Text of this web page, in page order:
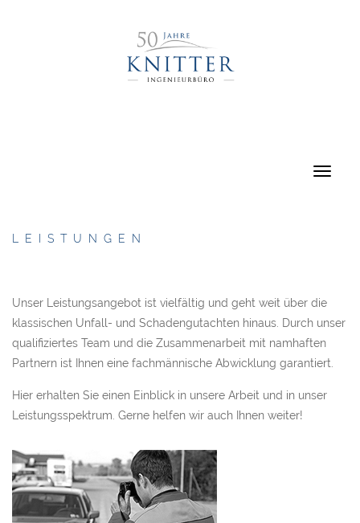
LEISTUNGEN
Unser Leistungsangebot ist vielfältig und geht weit über die
klassischen Unfall- und Schadengutachten hinaus. Durch unser
qualifiziertes Team und die Zusammenarbeit mit namhaften
Partnern ist Ihnen eine fachmännische Abwicklung garantiert.
Hier erhalten Sie einen Einblick in unsere Arbeit und in unser
Leistungsspektrum. Gerne helfen wir auch Ihnen weiter!